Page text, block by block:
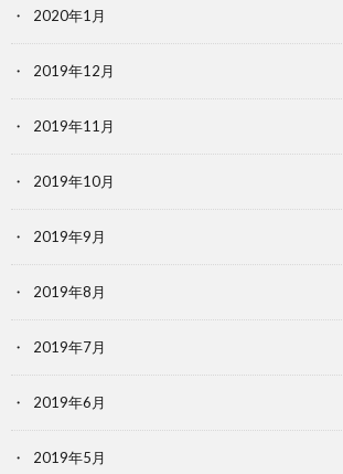
2020年1月
2019年12月
2019年11月
2019年10月
2019年9月
2019年8月
2019年7月
2019年6月
2019年5月